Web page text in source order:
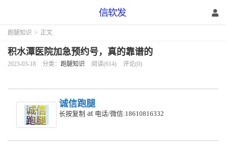
跑腿知识 > 正文
积水潭医院加急预约号，真的靠谱的
2023-03-18 分类： 跑腿知识 阅读(614) 评论(0)
诚信跑腿
长按复制 at 电话/微信:18610816332